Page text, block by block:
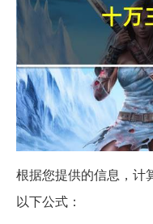
根据您提供的信息，计
以下公式：